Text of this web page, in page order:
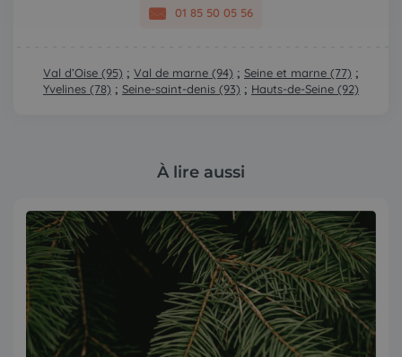
01 85 50 05 56
Val d’Oise (95) ; Val de marne (94) ; Seine et marne (77) ;
Yvelines (78) ; Seine-saint-denis (93) ; Hauts-de-Seine (92)
À lire aussi